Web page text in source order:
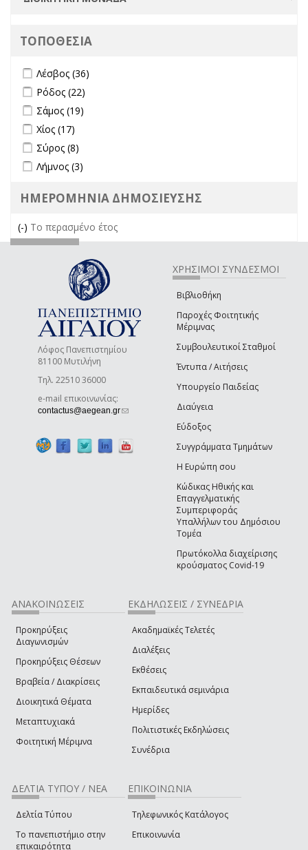
ΤΟΠΟΘΕΣΙΑ
Apply Λέσβος filter
Λέσβος (36)
Apply Ρόδος filter
Ρόδος (22)
Apply Σάμος filter
Σάμος (19)
Apply Χίος filter
Χίος (17)
Apply Σύρος filter
Σύρος (8)
Apply Λήμνος filter
Λήμνος (3)
ΗΜΕΡΟΜΗΝΙΑ ΔΗΜΟΣΙΕΥΣΗΣ
(-) Remove Το περασμένο έτος filter
Το περασμένο έτος
Λόφος Πανεπιστημίου
81100 Μυτιλήνη
Τηλ. 22510 36000
e-mail επικοινωνίας:
contactus@aegean.gr(link sends e-mail)
ΧΡΗΣΙΜΟΙ ΣΥΝΔΕΣΜΟΙ
Βιβλιοθήκη
Παροχές Φοιτητικής
Μέριμνας
Συμβουλευτικοί Σταθμοί
Έντυπα / Αιτήσεις
Υπουργείο Παιδείας
Διαύγεια
Εύδοξος
Συγγράμματα Τμημάτων
Η Ευρώπη σου
Κώδικας Ηθικής και
Επαγγελματικής
Συμπεριφοράς
Υπαλλήλων του Δημόσιου
Τομέα
Πρωτόκολλα διαχείρισης
κρούσματος Covid-19
ΑΝΑΚΟΙΝΩΣΕΙΣ
Προκηρύξεις
Διαγωνισμών
Προκηρύξεις Θέσεων
Βραβεία / Διακρίσεις
Διοικητικά Θέματα
Μεταπτυχιακά
Φοιτητική Μέριμνα
ΕΚΔΗΛΩΣΕΙΣ / ΣΥΝΕΔΡΙΑ
Ακαδημαϊκές Τελετές
Διαλέξεις
Εκθέσεις
Εκπαιδευτικά σεμινάρια
Ημερίδες
Πολιτιστικές Εκδηλώσεις
Συνέδρια
ΔΕΛΤΙΑ ΤΥΠΟΥ / ΝΕΑ
Δελτία Τύπου
Το πανεπιστήμιο στην
επικαιρότητα
ΕΠΙΚΟΙΝΩΝΙΑ
Τηλεφωνικός Κατάλογος
Επικοινωνία